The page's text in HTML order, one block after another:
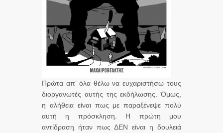
Πρώτα απ’ όλα θέλω να ευχαριστήσω τους
διοργανωτές αυτής της εκδήλωσης. Όμως,
η αλήθεια είναι πως με παραξένεψε πολύ
αυτή η πρόσκληση. Η πρώτη μου
αντίδραση ήταν πως ΔΕΝ είναι η δουλειά